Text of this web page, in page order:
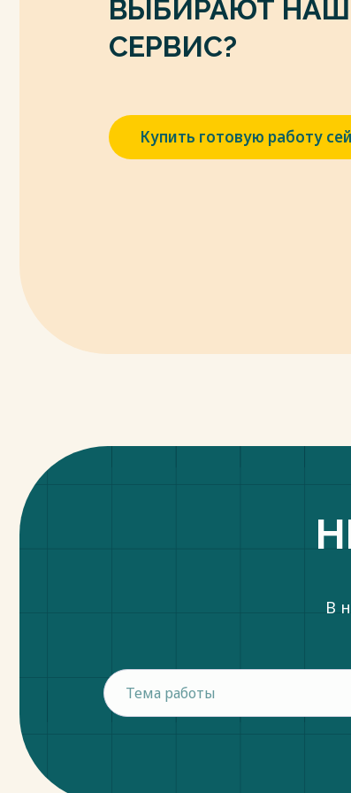
растения прикладывали к
Весь текст будет доступен
ВЫБИРАЮТ НАШ
СЕРВИС?
Купить готовую работу
В